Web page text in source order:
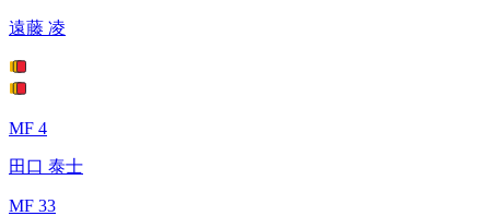
遠藤 凌
MF 4
田口 泰士
MF 33